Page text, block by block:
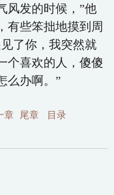
发的时候，”他
有些笨拙地摸到周
了你，我突然就
个喜欢的人，傻傻
么办啊。”
章 尾章 目录